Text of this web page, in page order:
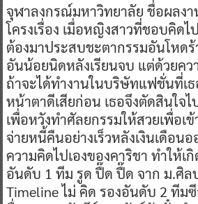
จุฬาลงกรณ์มหาวิทยาลัย ชื่อผลงา
โครงเรื่อง เมื่อหญิงสาวที่ชอบคิดไ
ต้องมาประสบชะตากรรมอันโหด
อันน้อยนิดหลังเรียนจบ แต่ด้วยคว
ถ้าจะได้ทำงานในบริษัทแฟชั่นที่เ
หน้าตาดีเสียก่อน เธอจึงตัดสินใจ
เพื่อหวังทําศัลยกรรมให้สวยเพื่อเ
จ่ายหนี้คืนอย่างเร็วหลังเงินเดือน
ความคิดไปเองของคาริชา ทำให้
อันดับ 1 ทีม รูด ปื๊ด ปื๊ด จาก ม.ศิล
Timeline ไม่ คิด รองอันดับ 2 ทีม